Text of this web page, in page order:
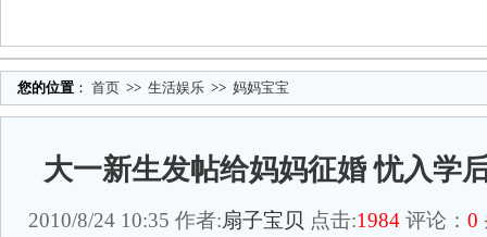
您的位置 ： 首页 >> 生活娱乐 >> 妈妈宝宝
大一新生发帖给妈妈征婚 忧入学
2010/8/24 10:35 作者:扇子宝贝 点击:1984 评论： 0